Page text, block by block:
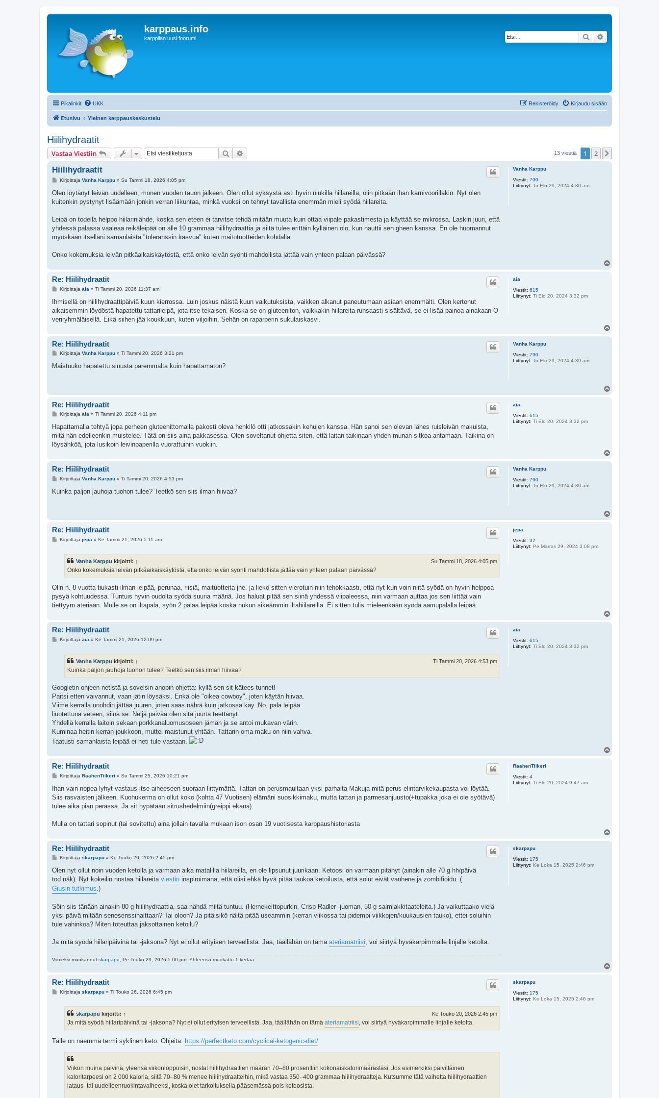
karppaus.info
karppilan uusi foorumi Etsi
Pikalinkit UKK Kirjaudu sisään
Rekisteröidy
Etusivu Yleinen karppauskeskustelu
Hiilihydraatit
Vastaa Viestiin Etsi 13 viestiä 1 2
Vanha Karppu
Viestit: 790
Liittynyt: To Elo 29, 2024 4:30 am
Hiilihydraatit
V
e
t
Kirjoittaja Vanha Karppu» Su Tammi 18, 2026 4:05 pm
Olen löytänyt leivän uudelleen, monen vuoden tauon jälkeen. Olen ollut syksystä asti hyvin niukilla hiilareilla, olin pitkään ihan karnivoorillakin. Nyt olen
kuitenkin pystynyt lisäämään jonkin verran liikuntaa, minkä vuoksi on tehnyt tavallista enemmän mieli syödä hiilareita.
Leipä on todella helppo hiilarinlähde, koska sen eteen ei tarvitse tehdä mitään muuta kuin ottaa viipale pakastimesta ja käyttää se mikrossa. Laskin juuri, että
yhdessä palassa vaaleaa reikäleipää on alle 10 grammaa hiilihydraattia ja siitä tulee erittäin kylläinen olo, kun nauttii sen gheen kanssa. En ole huomannut
myöskään itselläni samanlaista "toleranssin kasvua" kuten maitotuotteiden kohdalla.
Onko kokemuksia leivän pitkäaikaiskäytöstä, että onko leivän syönti mahdollista jättää vain yhteen palaan päivässä?
aia
Viestit: 615
Liittynyt: Ti Elo 20, 2024 3:32 pm
Re: Hiilihydraatit
V
e
t
i
Kirjoittaja aia » Ti Tammi 20, 2026 11:37 am
Ihmisellä on hiilihydraattipäiviä kuun kierrossa. Luin joskus näistä kuun vaikutuksista, vaikken alkanut paneutumaan asiaan enemmälti. Olen kertonut
aikaisemmin löydöstä hapatettu tattarileipä, jota itse tekaisen. Koska se on gluteeniton, vaikkakin hiilareita runsaasti sisältävä, se ei lisää painoa ainakaan O-
veriryhmäläisellä. Eikä siihen jää koukkuun, kuten viljoihin. Sehän on raparperin sukulaiskasvi.
Vanha Karppu
Viestit: 790
Liittynyt: To Elo 29, 2024 4:30 am
Re: Hiilihydraatit
V
e
Kirjoittaja Vanha Karppu» Ti Tammi 20, 2026 3:21 pm
Maistuuko hapatettu sinusta paremmalta kuin hapattamaton?
aia
Viestit: 615
Liittynyt: Ti Elo 20, 2024 3:32 pm
Re: Hiilihydraatit
V
e
s
t
i
Kirjoittaja aia » Ti Tammi 20, 2026 4:11 pm
Hapattamalla tehtyä jopa perheen gluteenittomalla pakosti oleva henkilö otti jatkossakin kehujen kanssa. Hän sanoi sen olevan lähes ruisleivän makuista,
mitä hän edelleenkin muistelee. Tätä on siis aina pakkasessa. Olen soveltanut ohjetta siten, että laitan taikinaan yhden munan sitkoa antamaan. Taikina on
löysähköä, jota lusikoin leivinpaperilla vuorattuihin vuokiin.
Vanha Karppu
Viestit: 790
Liittynyt: To Elo 29, 2024 4:30 am
Re: Hiilihydraatit
V
e
Kirjoittaja Vanha Karppu» Ti Tammi 20, 2026 4:53 pm
Kuinka paljon jauhoja tuohon tulee? Teetkö sen siis ilman hiivaa?
jepa
Viestit: 32
Liittynyt: Pe Marras 29, 2024 3:08 pm
Re: Hiilihydraatit
VKirjoittaja jepa » Ke Tammi 21, 2026 5:11 am
Vanha Karppu kirjoitti: ↑ Su Tammi 18, 2026 4:05 pm
Onko kokemuksia leivän pitkäaikaiskäytöstä, että onko leivän syönti mahdollista jättää vain yhteen palaan päivässä?
Olin n. 8 vuotta tiukasti ilman leipää, perunaa, riisiä, maituotteita jne. ja liekö sitten vierotuin niin tehokkaasti, että nyt kun voin niitä syödä on hyvin helppoa
pysyä kohtuudessa. Tuntuis hyvin oudolta syödä suuria määriä. Jos haluat pitää sen siinä yhdessä viipaleessa, niin varmaan auttaa jos sen liittää vain
tiettyym ateriaan. Mulle se on iltapala, syön 2 palaa leipää koska nukun sikeämmin iltahiilareilla. Ei sitten tulis mieleenkään syödä aamupalalla leipää.
aia
Viestit: 615
Liittynyt: Ti Elo 20, 2024 3:32 pm
Re: Hiilihydraatit
VKirjoittaja aia » Ke Tammi 21, 2026 12:09 pm
Vanha Karppu kirjoitti: ↑ Ti Tammi 20, 2026 4:53 pm
Kuinka paljon jauhoja tuohon tulee? Teetkö sen siis ilman hiivaa?
Googletin ohjeen netistä ja sovelsin anopin ohjetta: kyllä sen sit kätees tunnet!
Paitsi etten vaivannut, vaan jätin löysäksi. Enkä ole "oikea cowboy", joten käytän hiivaa.
Viime kerralla unohdin jättää juuren, joten saas nährä kuin jatkossa käy. No, pala leipää
liuotettuna veteen, siinä se. Neljä päivää olen sitä juurta teettänyt.
Yhdellä kerralla laitoin sekaan porkkanaluomusoseen jämän ja se antoi mukavan värin.
Kuminaa heitin kerran joukkoon, muttei maistunut yhtään. Tattarin oma maku on niin vahva.
Taatusti samanlaista leipää ei heti tule vastaan.
RaahenTiikeri
Viestit: 4
Liittynyt: Ti Elo 20, 2024 9:47 am
Re: Hiilihydraatit
V
e
t
i
Kirjoittaja RaahenTiikeri » Su Tammi 25, 2026 10:21 pm
Ihan vain nopea lyhyt vastaus itse aiheeseen suoraan liittymättä. Tattari on perusmaultaan yksi parhaita Makuja mitä perus elintarvikekaupasta voi löytää.
Siis rasvaisten jälkeen. Kuohukerma on ollut koko (kohta 47 Vuotisen) elämäni suosikkimaku, mutta tattari ja parmesanjuusto(+tupakka joka ei ole syötävä)
tulee aika pian perässä. Ja sit hypätään sitrushedelmiin(greippi ekana).
Mulla on tattari sopinut (tai sovitettu) aina jollain tavalla mukaan ison osan 19 vuotisesta karppaushistoriasta
skarpapu
Viestit: 175
Liittynyt: Ke Loka 15, 2025 2:46 pm
Re: Hiilihydraatit
V
e
t
i
Kirjoittaja skarpapu» Ke Touko 20, 2026 2:45 pm
Olen nyt ollut noin vuoden ketolla ja varmaan aika matalilla hiilareilla, en ole lipsunut juurikaan. Ketoosi on varmaan pitänyt (ainakin alle 70 g hh/päivä
tod.näk). Nyt kokeilin nostaa hiilareita viestin inspiroimana, että olisi ehkä hyvä pitää taukoa ketoilusta, että solut eivät vanhene ja zombifioidu. (
Giusin tutkimus.)
Söin siis tänään ainakin 80 g hiilihydraattia, saa nähdä miltä tuntuu. (Hernekeittopurkin, Crisp Radler -juoman, 50 g salmiakkitaateleita.) Ja vaikuttaako vielä
yksi päivä mitään senesenssihaittaan? Tai oloon? Ja pitäisikö näitä pitää useammin (kerran viikossa tai pidempi viikkojen/kuukausien tauko), ettei soluihin
tule vahinkoa? Miten toteuttaa jaksottainen ketoilu?
Ja mitä syödä hiilaripäivinä tai -jaksona? Nyt ei ollut erityisen terveellistä. Jaa, täällähän on tämä ateriamatriisi, voi siirtyä hyväkarpimmalle linjalle ketolta.
Viimeksi muokannut skarpapu, Pe Touko 29, 2026 5:00 pm. Yhteensä muokattu 1 kertaa.
skarpapu
Viestit: 175
Liittynyt: Ke Loka 15, 2025 2:46 pm
Re: Hiilihydraatit
VKirjoittaja skarpapu» Ti Touko 26, 2026 6:45 pm
skarpapu kirjoitti: ↑ Ke Touko 20, 2026 2:45 pm
Ja mitä syödä hiilaripäivinä tai -jaksona? Nyt ei ollut erityisen terveellistä. Jaa, täällähän on tämä ateriamatriisi, voi siirtyä hyväkarpimmalle linjalle ketolta.
Tälle on näemmä termi syklinen keto. Ohjeita: https://perfectketo.com/cyclical-ketogenic-diet/
Viikon muina päivinä, yleensä viikonloppuisin, nostat hiilihydraattien määrän 70–80 prosenttiin kokonaiskalorimäärästäsi. Jos esimerkiksi päivittäinen
kaloritarpeesi on 2 000 kaloria, siitä 70–80 % menee hiilihydraatteihin, mikä vastaa 350–400 grammaa hiilihydraatteja. Kutsumme tätä vaihetta hiilihydraattien
lataus- tai uudelleenruokintavaiheeksi, koska olet tarkoituksella pääsemässä pois ketoosista.